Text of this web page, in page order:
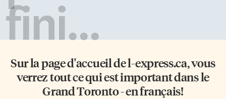
fini...
Sur la page d'accueil del-express.ca, vous
verrez tout ce qui est important dans le
Grand Toronto - en français!